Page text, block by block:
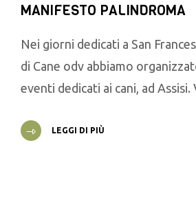
MANIFESTO PALINDROMA
Nei giorni dedicati a San
di Cane odv abbiamo
eventi dedicati ai cani, ad
LEGGI DI PIÙ